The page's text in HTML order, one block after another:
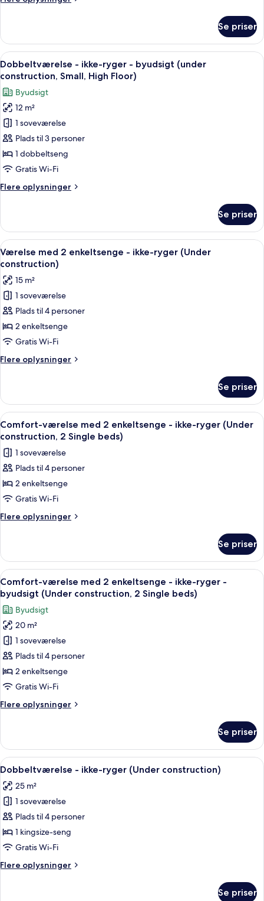
(under
-
ikke-
ryger
(under
Small)
Se priser
Indlæs
alle
billeder
af
Dobbeltværelse
-
ikke-
ryger
-
(under
High
Floor)
Dobbeltværelse - ikke-ryger -
1
Dobbeltværelse - ikke-ryger - byudsigt (under
construction, Small, High Floor)
Byudsigt
12 m²
1 soveværelse
Plads til 3 personer
1 dobbeltseng
Gratis Wi-Fi
Flere oplysninger
Flere
-
ikke-
ryger
-
(under
construction,
Small,
High
Floor)
Se priser
Indlæs
alle
billeder
af
Værelse
med
2
enkeltsenge
-
ikke-
(Under
construction)
Værelse med 2 enkeltsenge - ikke-
1
Værelse med 2 enkeltsenge - ikke-ryger (Under
construction)
15 m²
1 soveværelse
Plads til 4 personer
2 enkeltsenge
Gratis Wi-Fi
Flere oplysninger
Flere
med
enkeltsenge
-
ryger
(Under
construction)
Se priser
Indlæs
alle
billeder
af
Comfort-
værelse
med
2
ikke-
ryger
(Under
construction,
2
Single
beds)
Skrivebord, mørklægningsgardiner,
1
Comfort-værelse med 2 enkeltsenge - ikke-ryger (Under
construction, 2 Single beds)
1 soveværelse
Plads til 4 personer
2 enkeltsenge
Gratis Wi-Fi
Flere oplysninger
Flere
værelse
med
2
enkeltsenge
ikke-
ryger
(Under
construction,
2
beds)
Se priser
Indlæs
alle
billeder
af
Comfort-
værelse
med
2
enkeltsenge
ikke-
byudsigt
(Under
construction,
2
Single
beds)
Comfort-værelse med 2
1
Comfort-værelse med 2 enkeltsenge - ikke-ryger -
byudsigt (Under construction, 2 Single beds)
Byudsigt
20 m²
1 soveværelse
Plads til 4 personer
2 enkeltsenge
Gratis Wi-Fi
Flere oplysninger
Flere
værelse
med
2
ikke-
ryger
-
byudsigt
(Under
construction,
2
Se priser
Indlæs
alle
billeder
af
Dobbeltværelse
-
ikke-
(Under
Skrivebord, mørklægningsgardiner,
1
Dobbeltværelse - ikke-ryger (Under construction)
25 m²
1 soveværelse
Plads til 4 personer
1 kingsize-seng
Gratis Wi-Fi
Flere oplysninger
Flere
Se priser